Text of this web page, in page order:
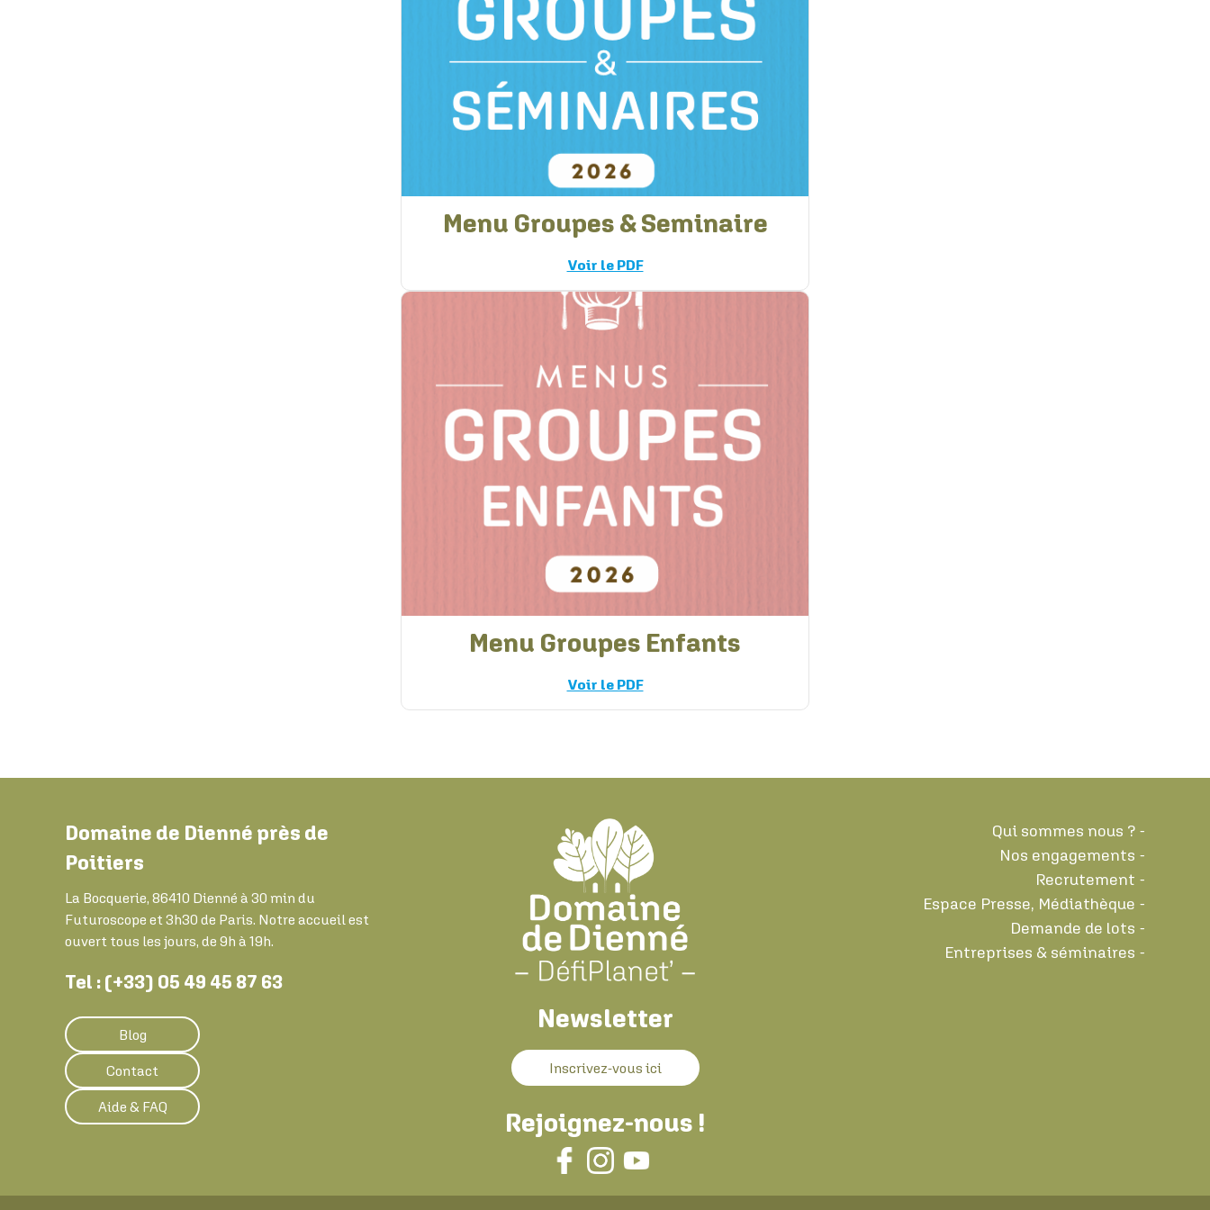
Menu Groupes & Seminaire
Voir le PDF
Menu Groupes Enfants
Voir le PDF
Domaine de Dienné près de
Poitiers
La Bocquerie, 86410 Dienné à 30 min du
Futuroscope et 3h30 de Paris. Notre accueil est
ouvert tous les jours, de 9h à 19h.
Tel : (+33) 05 49 45 87 63
Blog
Contact
Aide & FAQ
Newsletter
Inscrivez-vous ici
Rejoignez-nous !
Qui sommes nous ?
Nos engagements
Recrutement
Espace Presse, Médiathèque
Demande de lots
Entreprises & séminaires